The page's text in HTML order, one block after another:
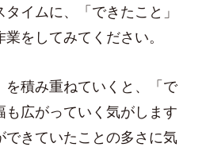
イムに、「できたこと」
をしてみてください。
を積み重ねていくと、「で
も広がっていく気がします
できていたことの多さに気